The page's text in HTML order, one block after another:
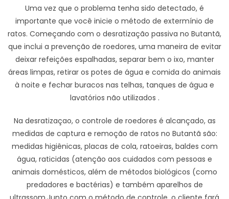
Uma vez que o problema tenha sido detectado, é
importante que você inicie o método de extermínio de
ratos. Começando com o desratização passiva no Butantã,
que inclui a prevenção de roedores, uma maneira de evitar
deixar refeições espalhadas, separar bem o ixo, manter
áreas limpas, retirar os potes de água e comida do animais
à noite e fechar buracos nas telhas, tanques de água e
lavatórios não utilizados .
Na desratizaçao, o controle de roedores é alcançado, as
medidas de captura e remoção de ratos no Butantã são:
medidas higiênicas, placas de cola, ratoeiras, baldes com
água, raticidas (atenção aos cuidados com pessoas e
animais domésticos, além de métodos biológicos (como
predadores e bactérias) e também aparelhos de